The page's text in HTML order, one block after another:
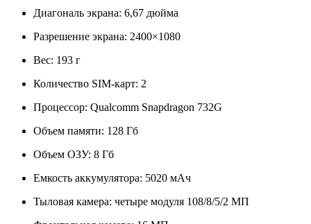
Диагональ экрана: 6,67 дюйма
Разрешение экрана: 2400×1080
Вес: 193 г
Количество SIM-карт: 2
Процессор: Qualcomm Snapdragon 732G
Объем памяти: 128 Гб
Объем ОЗУ: 8 Гб
Емкость аккумулятора: 5020 мАч
Тыловая камера: четыре модуля 108/8/5/2 МП